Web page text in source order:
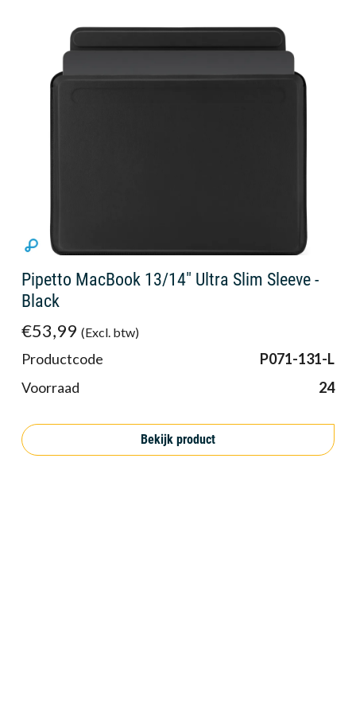
Pipetto MacBook 13/14" Ultra Slim Sleeve -
Black
€53,99 (Excl. btw)
Productcode
P071-131-L
Voorraad
24
Bekijk product